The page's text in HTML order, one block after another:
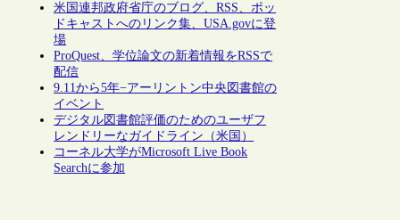
米国連邦政府省庁のブログ、RSS、ポッ
ドキャストへのリンク集、USA.govに登
場
ProQuest、学位論文の新着情報をRSSで
配信
9.11から5年−アーリントン中央図書館の
イベント
デジタル図書館評価のためのユーザフ
レンドリーなガイドライン（米国）
コーネル大学がMicrosoft Live Book
Searchに参加